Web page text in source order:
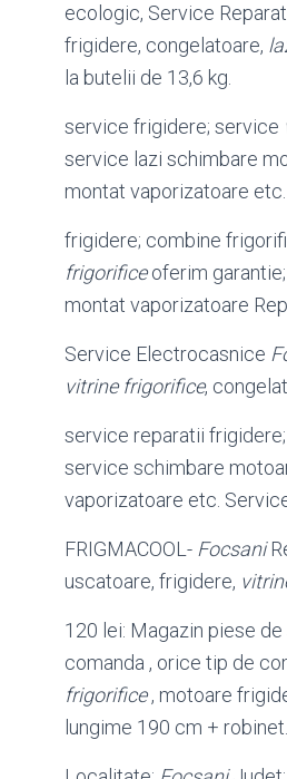
ecologic, Service
frigidere, congelatoare,
la butelii de 13,6 kg.
service frigidere; service
service lazi schimbare
montat vaporizatoare
frigidere; combine
frigorificeoferim
montat vaporizatoare
Service Electrocasnice
vitrine frigorifice,
service reparatii
service schimbare
vaporizatoare etc.
FRIGMACOOL- Focsani
uscatoare, frigidere,
120 lei: Magazin piese
comanda , orice tip de
frigorifice, motoare
lungime 190 cm + robinet.